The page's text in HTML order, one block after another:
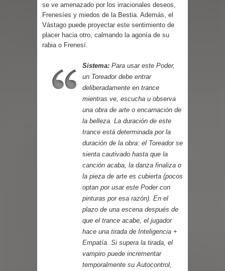
se ve amenazado por los irracionales deseos,
Frenesíes y miedos de la Bestia. Además, el
Vástago puede proyectar este sentimiento de
placer hacia otro, calmando la agonía de su
rabia o Frenesí.
Sistema: Para usar este Poder,
un Toreador debe entrar
deliberadamente en trance
mientras ve, escucha u observa
una obra de arte o encarnación de
la belleza. La duración de este
trance está determinada por la
duración de la obra: el Toreador se
sienta cautivado hasta que la
canción acaba, la danza finaliza o
la pieza de arte es cubierta (pocos
optan por usar este Poder con
pinturas por esa razón). En el
plazo de una escena después de
que el trance acabe, el jugador
hace una tirada de Inteligencia +
Empatía. Si supera la tirada, el
vampiro puede incrementar
temporalmente su Autocontrol,